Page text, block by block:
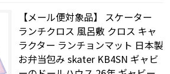
【メール便対象品】 スケーター
ランチクロス 風呂敷 クロス キャ
ラクター ランチョンマット 日本製
お弁当包み skater KB4SN ギャビ